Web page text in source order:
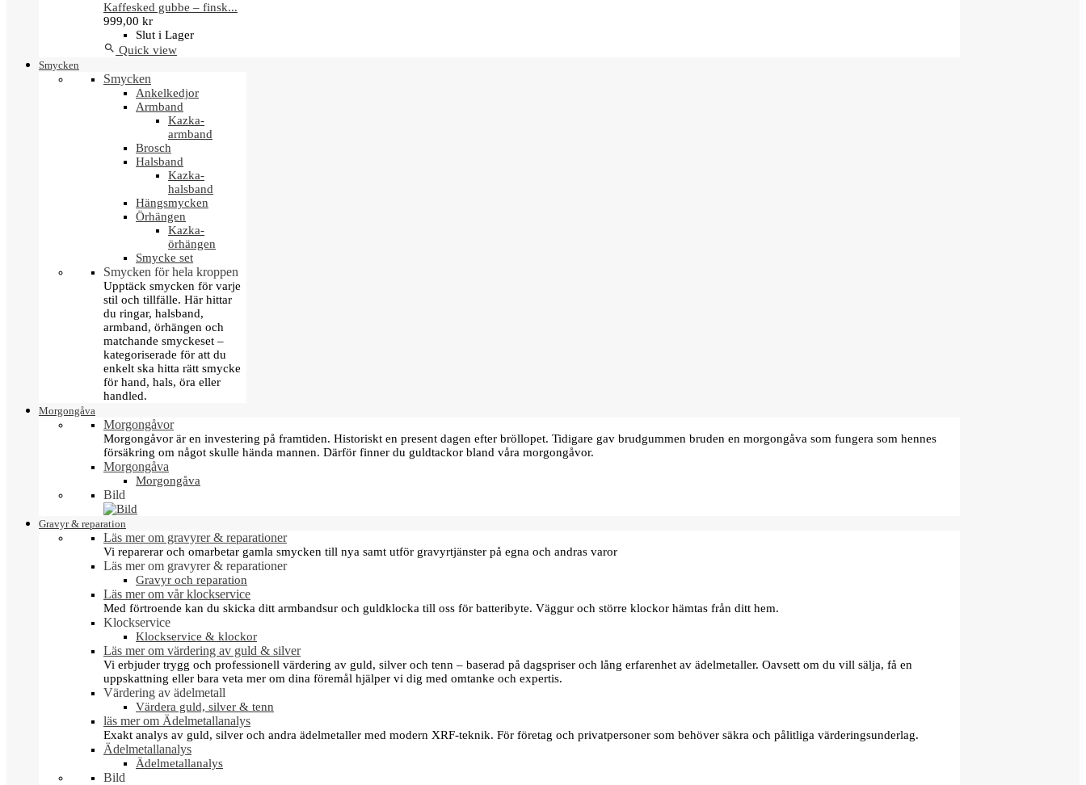
Kaffesked gubbe – finsk...
999,00 kr
Slut i Lager
 Quick view
Smycken
Smycken
Ankelkedjor
Armband
Kazka-
armband
Brosch
Halsband
Kazka-
halsband
Hängsmycken
Örhängen
Kazka-
örhängen
Smycke set
Smycken för hela kroppen
Upptäck smycken för varje
stil och tillfälle. Här hittar
du ringar, halsband,
armband, örhängen och
matchande smyckeset –
kategoriserade för att du
enkelt ska hitta rätt smycke
för hand, hals, öra eller
handled.
Morgongåva
Morgongåvor
Morgongåvor är en investering på framtiden. Historiskt en present dagen efter bröllopet. Tidigare gav brudgummen bruden en morgongåva som fungera som hennes
försäkring om något skulle hända mannen. Därför finner du guldtackor bland våra morgongåvor.
Morgongåva
Morgongåva
Bild
Gravyr & reparation
Läs mer om gravyrer & reparationer
Vi reparerar och omarbetar gamla smycken till nya samt utför gravyrtjänster på egna och andras varor
Läs mer om gravyrer & reparationer
Gravyr och reparation
Läs mer om vår klockservice
Med förtroende kan du skicka ditt armbandsur och guldklocka till oss för batteribyte. Väggur och större klockor hämtas från ditt hem.
Klockservice
Klockservice & klockor
Läs mer om värdering av guld & silver
Vi erbjuder trygg och professionell värdering av guld, silver och tenn – baserad på dagspriser och lång erfarenhet av ädelmetaller. Oavsett om du vill sälja, få en
uppskattning eller bara veta mer om dina föremål hjälper vi dig med omtanke och expertis.
Värdering av ädelmetall
Värdera guld, silver & tenn
läs mer om Ädelmetallanalys
Exakt analys av guld, silver och andra ädelmetaller med modern XRF‑teknik. För företag och privatpersoner som behöver säkra och pålitliga värderingsunderlag.
Ädelmetallanalys
Ädelmetallanalys
Bild